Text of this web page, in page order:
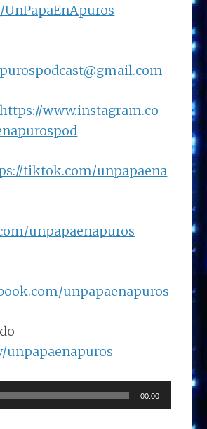
https://www.instagram.co
tiktok.com/unpapaena
unpapaenapuros
unpapaenapuros
unpapaenapuros
00:00